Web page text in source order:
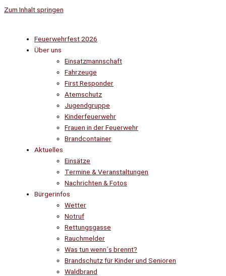
Zum Inhalt springen
Feuerwehrfest 2026
Über uns
Einsatzmannschaft
Fahrzeuge
First Responder
Atemschutz
Jugendgruppe
Kinderfeuerwehr
Frauen in der Feuerwehr
Brandcontainer
Aktuelles
Einsätze
Termine & Veranstaltungen
Nachrichten & Fotos
Bürgerinfos
Wetter
Notruf
Rettungsgasse
Rauchmelder
Was tun wenn´s brennt?
Brandschutz für Kinder und Senioren
Waldbrand